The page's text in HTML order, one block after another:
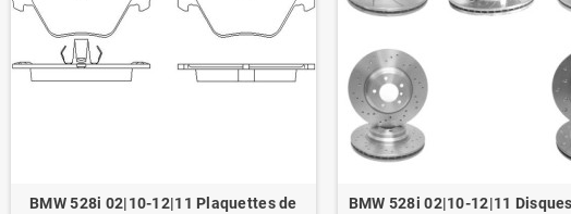
BMW 528i 02|10-12|11 Plaquettes de
BMW 528i 02|10-12|11